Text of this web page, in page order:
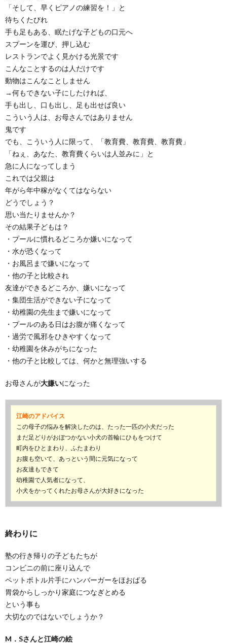
「そして、早くピアノの練習を！」と
待ちくたびれ
手も足もある、眠たげな子どもの口元へ
スプーンを運び、押し込む
レストランでよく見かける光景です
こんなことするのは人だけです
動物はこんなことしません
→何もできない子にしたければ、
手も出し、口も出し、足も出せば良い
こういう人は、お母さんではありません
鬼です
でも、こういう人に限って、「教育費、教育費、教育費」
「ねぇ、あなた、教育費くらいは人並みに」と
急に人になってしまう
これでは父親は
年がら年中稼がなくてはならない
どうでしょう？
思い当たりませんか？
その結果子どもは？
・プールに慣れるどころか嫌いになって
・水が恐くなって
・お風呂まで嫌いになって
・他の子と比較され
友達ができるどころか、嫌いになって
・集団生活ができない子になって
・幼稚園の先生まで嫌いになって
・プールのある日はお腹が痛くなって
・過労で風邪をひきやすくなって
・幼稚園を休みがちになった
・他の子と比較しては、何かと無理強いする
お母さんが大嫌いになった
江崎のアドバイス
この母子の悩みを解決したのは、たった一匹の小犬だった
まだ足どりがおぼつかない小犬の首輪にひもをつけて
町内をひとまわり、ふたまわり
お腹も空いて、あっという間に元気になって
お友達もできて
幼稚園で人気者になって、
小犬をかってくれたお母さんが大好きになった
終わりに
塾の行き帰りの子どもたちが
コンビニの前に座り込んで
ペットボトル片手にハンバーガーをほおばる
胃袋からしっかり家庭につなぎとめる
という事も
大切なのではないでしょうか？
M．Sさんと江崎の絵